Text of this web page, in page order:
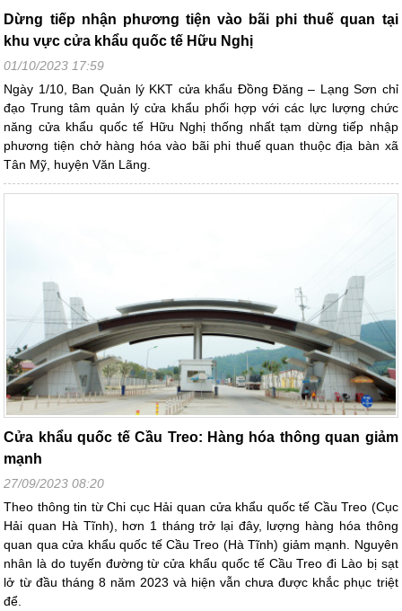
Dừng tiếp nhận phương tiện vào bãi phi thuế quan tại
khu vực cửa khẩu quốc tế Hữu Nghị
01/10/2023 17:59
Ngày 1/10, Ban Quản lý KKT cửa khẩu Đồng Đăng – Lạng Sơn chỉ
đạo Trung tâm quản lý cửa khẩu phối hợp với các lực lượng chức
năng cửa khẩu quốc tế Hữu Nghị thống nhất tạm dừng tiếp nhập
phương tiện chở hàng hóa vào bãi phi thuế quan thuộc địa bàn xã
Tân Mỹ, huyện Văn Lãng.
Cửa khẩu quốc tế Cầu Treo: Hàng hóa thông quan giảm
mạnh
27/09/2023 08:20
Theo thông tin từ Chi cục Hải quan cửa khẩu quốc tế Cầu Treo (Cục
Hải quan Hà Tĩnh), hơn 1 tháng trở lại đây, lượng hàng hóa thông
quan qua cửa khẩu quốc tế Cầu Treo (Hà Tĩnh) giảm mạnh. Nguyên
nhân là do tuyến đường từ cửa khẩu quốc tế Cầu Treo đi Lào bị sạt
lở từ đầu tháng 8 năm 2023 và hiện vẫn chưa được khắc phục triệt
để.